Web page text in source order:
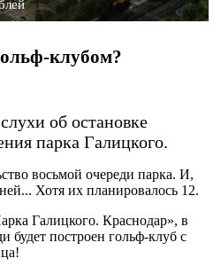
клубом?
об остановке
парка Галицкого.
восьмой очереди парка. И,
Хотя их планировалось 12.
Галицкого. Краснодар», в
будет построен гольф-клуб с